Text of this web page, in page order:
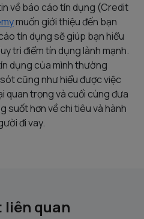
về báo cáo tín dụng (Credit
muốn giới thiệu đến bạn
tín dụng sẽ giúp bạn hiểu
trì điểm tín dụng lành mạnh.
dụng của mình thường
cũng như hiểu được việc
quan trọng và cuối cùng đưa
suốt hơn về chi tiêu và hành
đi vay.
liên quan